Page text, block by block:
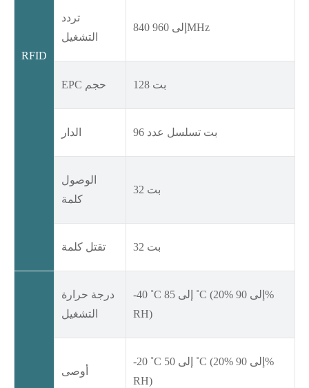
RFID
تردد
التشغيل
840 إلى 960MHz
EPC حجم 128 بت
الدار 96 بت تسلسل عدد
الوصول
كلمة
32 بت
تقتل كلمة 32 بت
درجة حرارة
التشغيل
-40 ˚C إلى 85 ˚C (20% إلى 90%
RH)
أوصى
-20 ˚C إلى 50 ˚C (20% إلى 90%
RH)